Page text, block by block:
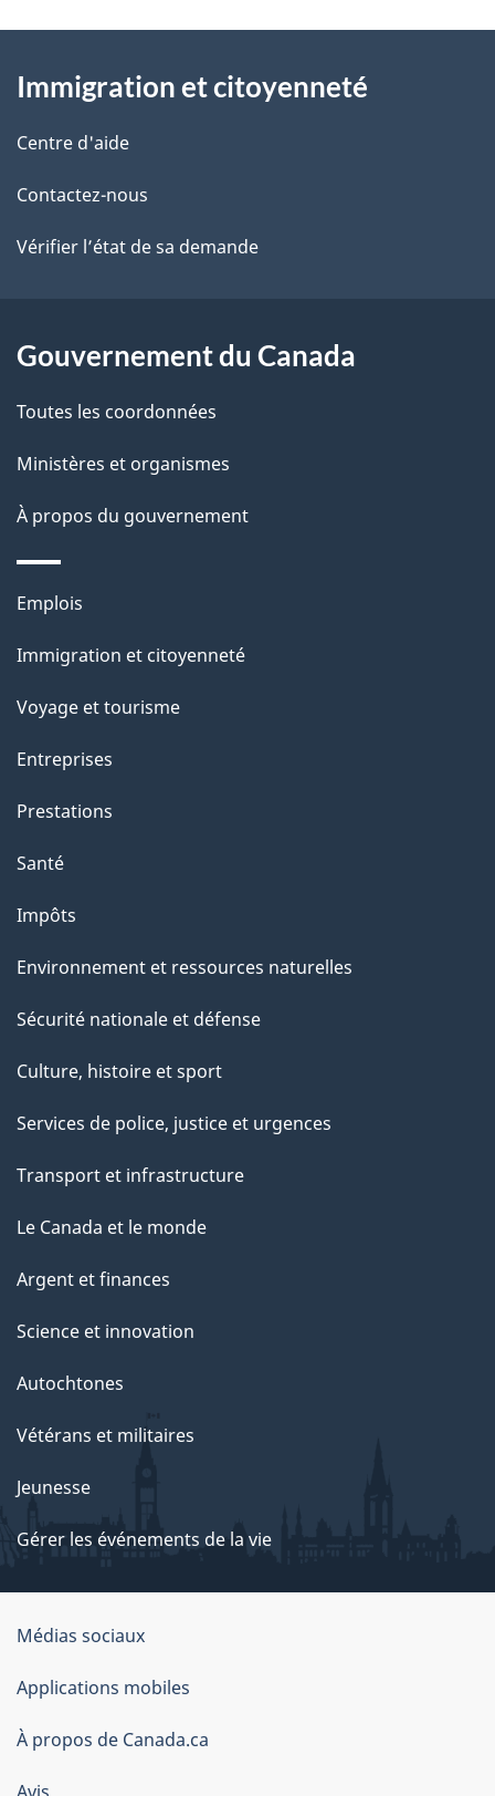
i
l
s
d
l
p
a
g
e
propos
de
ce
site
Immigration et citoyenneté
Centre d'aide
Contactez-nous
Vérifier l’état de sa demande
Gouvernement du Canada
Toutes les coordonnées
Ministères et organismes
À propos du gouvernement
Thèmes
sujets
Emplois
Immigration et citoyenneté
Voyage et tourisme
Entreprises
Prestations
Santé
Impôts
Environnement et ressources naturelles
Sécurité nationale et défense
Culture, histoire et sport
Services de police, justice et urgences
Transport et infrastructure
Le Canada et le monde
Argent et finances
Science et innovation
Autochtones
Vétérans et militaires
Jeunesse
Gérer les événements de la vie
Organisation
du
gouvernement
du
Canada
Médias sociaux
Applications mobiles
À propos de Canada.ca